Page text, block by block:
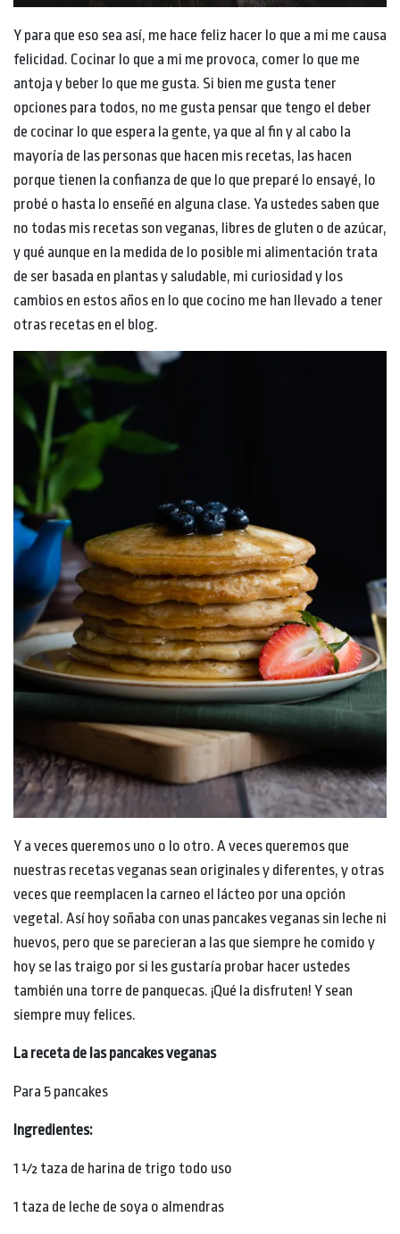
Y para que eso sea así, me hace feliz hacer lo que a mi me causa
felicidad. Cocinar lo que a mi me provoca, comer lo que me
antoja y beber lo que me gusta. Si bien me gusta tener
opciones para todos, no me gusta pensar que tengo el deber
de cocinar lo que espera la gente, ya que al fin y al cabo la
mayoría de las personas que hacen mis recetas, las hacen
porque tienen la confianza de que lo que preparé lo ensayé, lo
probé o hasta lo enseñé en alguna clase. Ya ustedes saben que
no todas mis recetas son veganas, libres de gluten o de azúcar,
y qué aunque en la medida de lo posible mi alimentación trata
de ser basada en plantas y saludable, mi curiosidad y los
cambios en estos años en lo que cocino me han llevado a tener
otras recetas en el blog.
Y a veces queremos uno o lo otro. A veces queremos que
nuestras recetas veganas sean originales y diferentes, y otras
veces que reemplacen la carneo el lácteo por una opción
vegetal. Así hoy soñaba con unas pancakes veganas sin leche ni
huevos, pero que se parecieran a las que siempre he comido y
hoy se las traigo por si les gustaría probar hacer ustedes
también una torre de panquecas. ¡Qué la disfruten! Y sean
siempre muy felices.
La receta de las pancakes veganas
Para 5 pancakes
Ingredientes:
1 ½ taza de harina de trigo todo uso
1 taza de leche de soya o almendras